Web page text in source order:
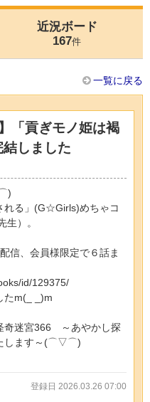
近況ボード
167件
一覧に戻る
「貢ぎモノ姫は褐
しました
れる」(G☆Girls)めちゃコ
生）。
信、会員様限定で６話ま
id/129375/
たm(_ _)m
奇迷宮366 ～あやかし探
します～(⌒▽⌒)
登録日 2026.03.26 07:00